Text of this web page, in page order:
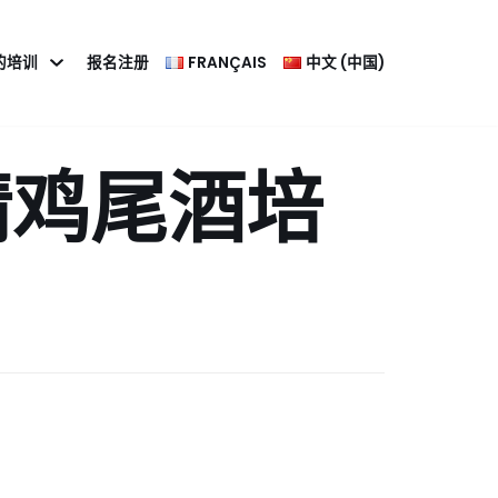
培训 报名注册 FRANÇAIS 中文 (中国)
尾酒培